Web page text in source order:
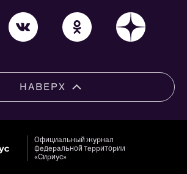
НАВЕРХ
Официальный журнал
федеральной территории
«Сириус»